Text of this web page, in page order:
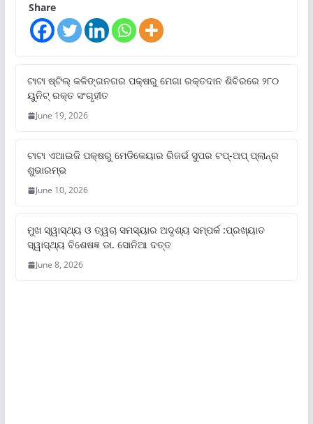
Share
ଟାଟା ଷ୍ଟିଲ୍‌ କଳିଙ୍ଗନଗର ପକ୍ଷରୁ ମେଗା ରକ୍ତଦାନ ଶିବିରରେ ୨୮୦
ୟୁନିଟ୍‌ ରକ୍ତ ସଂଗୃହୀତ
June 19, 2026
ଟାଟା ଏଆଇଜି ପକ୍ଷରୁ ମେଡିକେୟାର ରିଜର୍ଭ ସୁପର ଟପ୍‌-ଅପ୍ ପ୍ଲାନ୍‌ର
ଶୁଭାରମ୍ଭ
June 10, 2026
ମୁଖ ସ୍ୱାସ୍ଥ୍ୟ ଓ ତ୍ୱଚା ସମସ୍ୟାର ଅଦୃଶ୍ୟ ସମ୍ପର୍କ :ପ୍ରଖ୍ୟାତ
ସ୍ୱାସ୍ଥ୍ୟ ବିଶେଷଜ୍ଞ ଡା. ସୋନିଆ ଦତ୍ତ
June 8, 2026